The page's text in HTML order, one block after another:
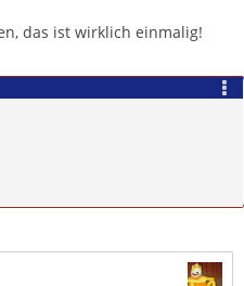
das ist wirklich einmalig!
Zitieren